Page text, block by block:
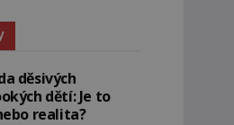
děsivých
dětí: Je to
realita?